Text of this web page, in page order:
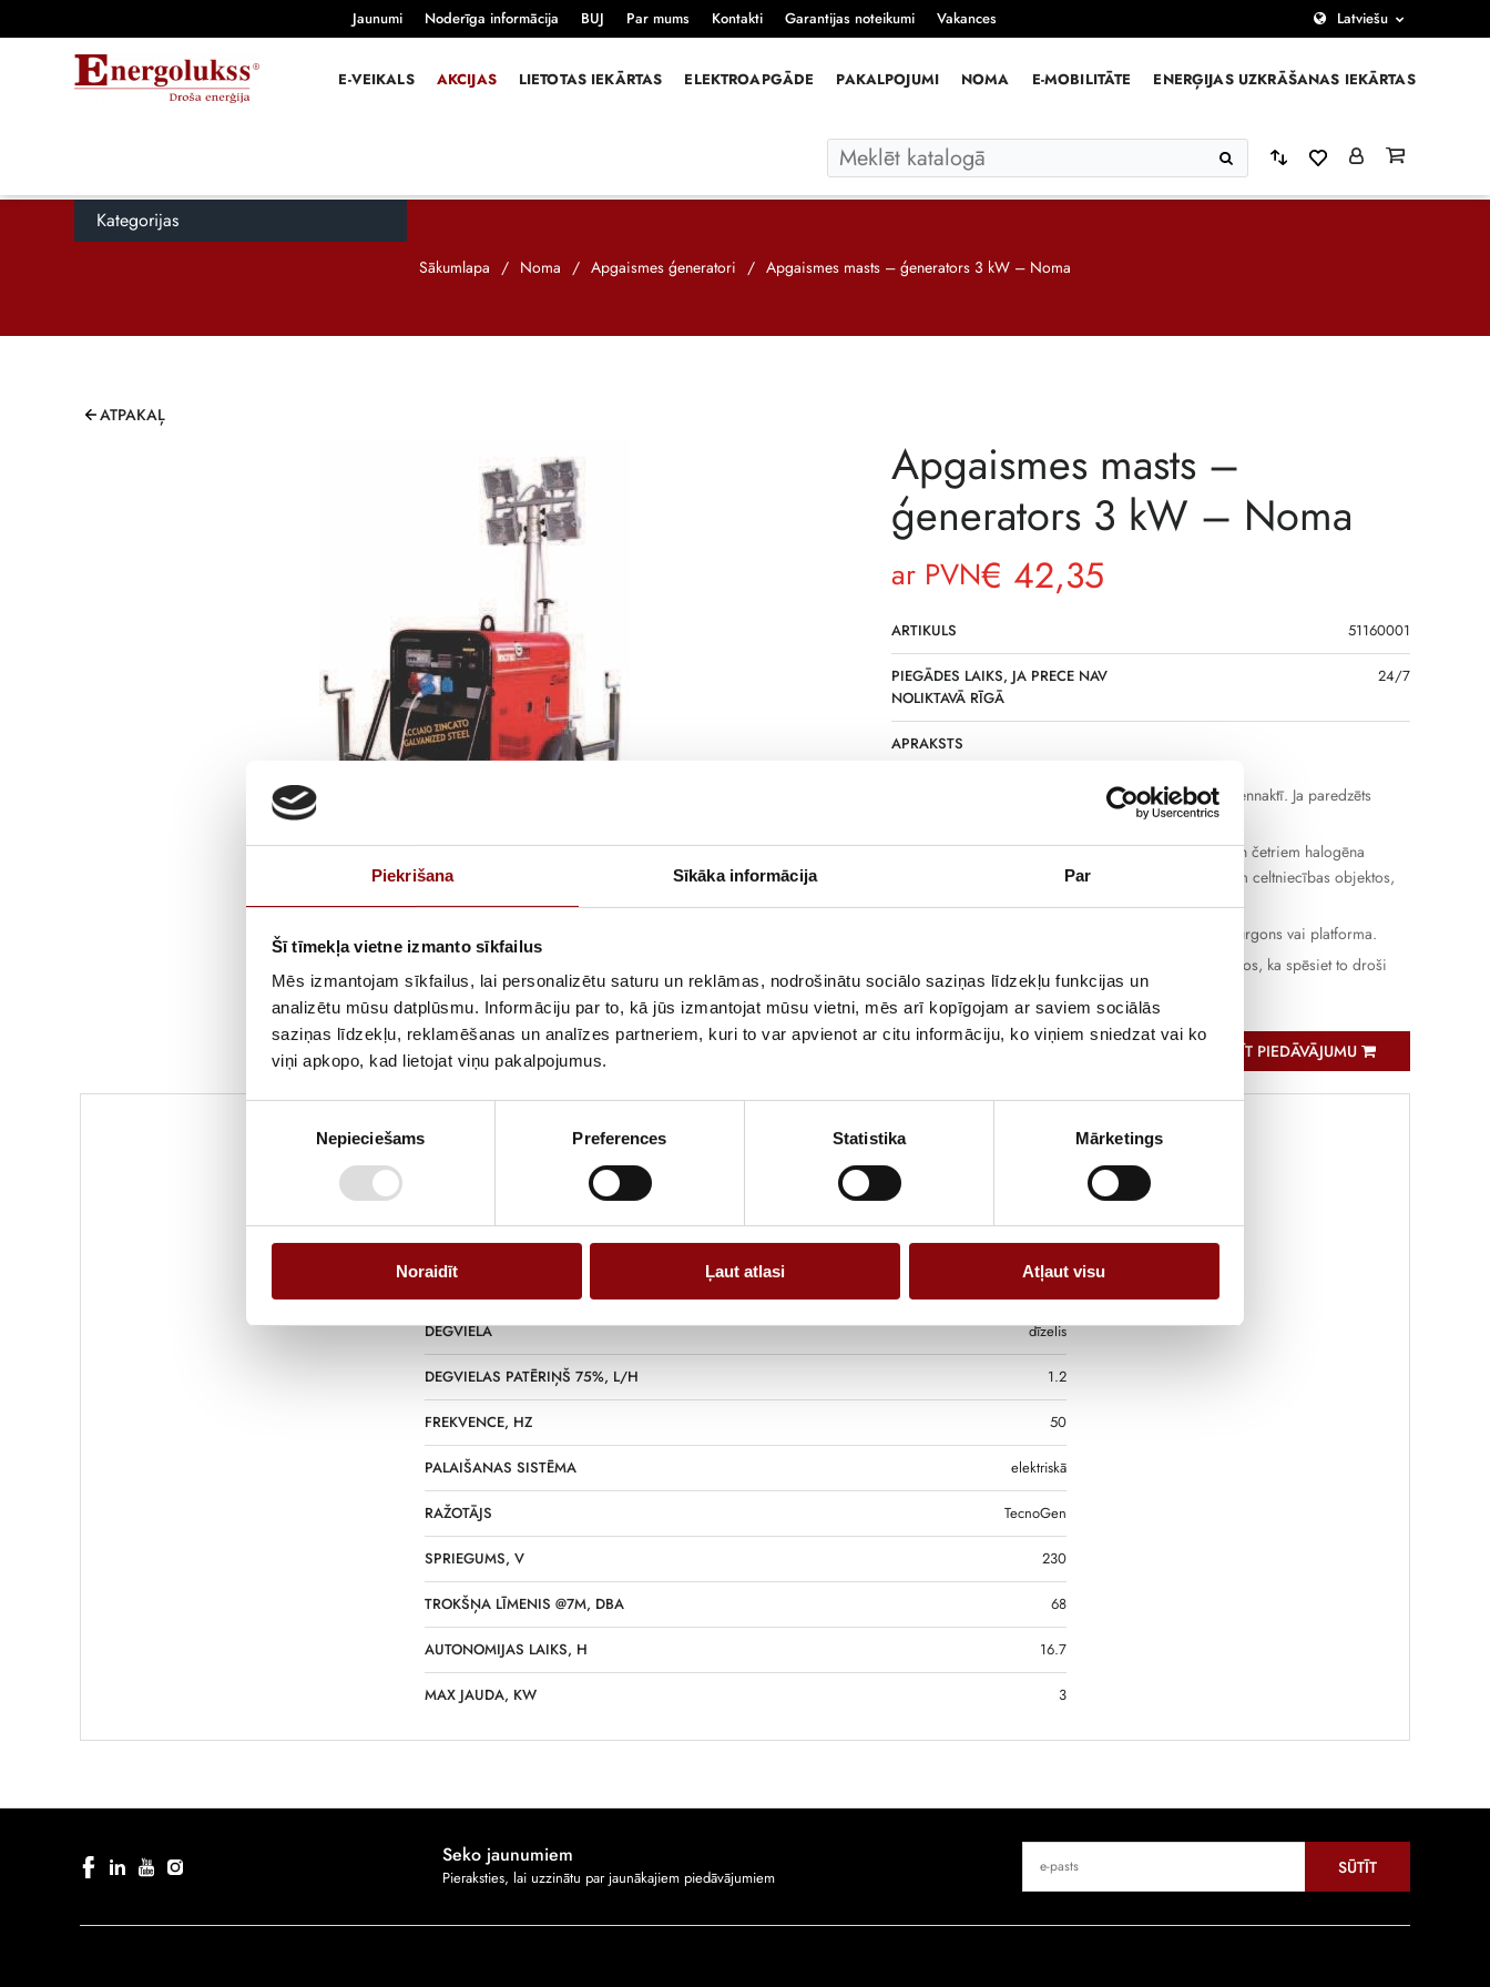
Piekrišana Sīkāka informācija Par
Šī tīmekļa vietne izmanto sīkfailus
Mēs izmantojam sīkfailus, lai personalizētu saturu un reklāmas, nodrošinātu sociālo saziņas līdzekļu funkcijas un
analizētu mūsu datplūsmu. Informāciju par to, kā jūs izmantojat mūsu vietni, mēs arī kopīgojam ar saviem sociālās
saziņas līdzekļu, reklamēšanas un analīzes partneriem, kuri to var apvienot ar citu informāciju, ko viņiem sniedzat vai ko
viņi apkopo, kad lietojat viņu pakalpojumus.
Nepieciešams Preferences Statistika Mārketings
Noraidīt Ļaut atlasi Atļaut visu
Jaunumi Noderīga informācija BUJ Par mums Kontakti Garantijas noteikumi Vakances Latviešu
E-VEIKALS AKCIJAS LIETOTAS IEKĀRTAS ELEKTROAPGĀDE PAKALPOJUMI NOMA E-MOBILITĀTE ENERĢIJAS UZKRĀŠANAS IEKĀRTAS
Kategorijas
Sākumlapa / Noma / Apgaismes ģeneratori / Apgaismes masts – ģenerators 3 kW – Noma
ATPAKAĻ
Apgaismes masts –
ģenerators 3 kW – Noma
€ 42,35
ar PVN
ARTIKULS 51160001
PIEGĀDES LAIKS, JA PRECE NAV
NOLIKTAVĀ RĪGĀ
24/7
APRAKSTS
Cena spēkā, ja iekārta strādā līdz 12 stundām diennaktī. Ja paredzēts
ilgāks darbības laiks, tas jāsaskaņo atsevišķi.
Ģenerators aprīkots ar izbīdāmu mastu (5,5m) un četriem halogēna
prožektoriem. Šis ģenerators ir pielāgots darbam celtniecības objektos,
pasākumos un citos brīvdabas objektos.
Transportēšanai nepieciešama piekabe, kravas furgons vai platforma.
Iepazīstieties ar iekārtas izmēriem, lai pārliecinātos, ka spēsiet to droši
pārvadāt.
PIEPRASĪT PIEDĀVĀJUMU
IZMĒRI 104x82x180 cm
DEGVIELA dīzelis
DEGVIELAS PATĒRIŅŠ 75%, L/H 1.2
FREKVENCE, HZ 50
PALAIŠANAS SISTĒMA elektriskā
RAŽOTĀJS TecnoGen
SPRIEGUMS, V 230
TROKŠŅA LĪMENIS @7M, DBA 68
AUTONOMIJAS LAIKS, H 16.7
MAX JAUDA, KW 3
Seko jaunumiem
Pieraksties, lai uzzinātu par jaunākajiem piedāvājumiem SŪTĪT